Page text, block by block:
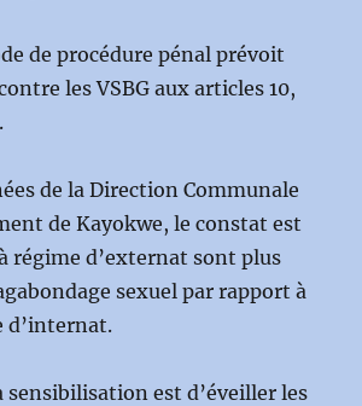
de procédure pénal prévoit
les VSBG aux articles 10,
de la Direction Communale
de Kayokwe, le constat est
régime d’externat sont plus
sexuel par rapport à
d’internat.
sensibilisation est d’éveiller les